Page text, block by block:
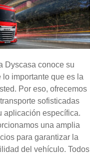
Dyscasa conoce su
lo importante que es la
Por eso, ofrecemos
sofisticadas
aplicación específica.
una amplia
para garantizar la
del vehículo. Todos